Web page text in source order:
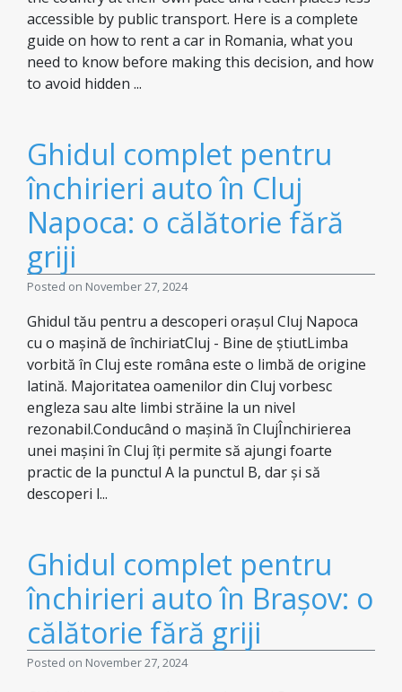
accessible by public transport. Here is a complete
guide on how to rent a car in Romania, what you
need to know before making this decision, and how
to avoid hidden ...
Ghidul complet pentru
închirieri auto în Cluj
Napoca: o călătorie fără
griji
Posted on November 27, 2024
Ghidul tău pentru a descoperi orașul Cluj Napoca
cu o mașină de închiriatCluj - Bine de știutLimba
vorbită în Cluj este româna este o limbă de origine
latină. Majoritatea oamenilor din Cluj vorbesc
engleza sau alte limbi străine la un nivel
rezonabil.Conducând o mașină în ClujÎnchirierea
unei mașini în Cluj îți permite să ajungi foarte
practic de la punctul A la punctul B, dar și să
descoperi l...
Ghidul complet pentru
închirieri auto în Brașov: o
călătorie fără griji
Posted on November 27, 2024